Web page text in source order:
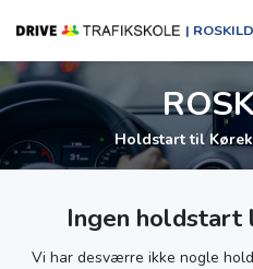
|
Holdstart til
Ingen
Vi har desværre ikke nogle